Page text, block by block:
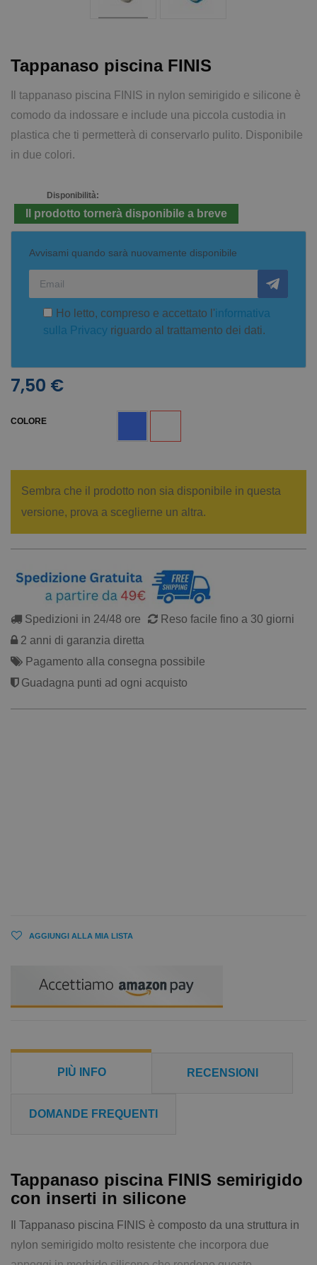
Tappanaso piscina FINIS
Il tappanaso piscina FINIS in nylon semirigido e silicone è
comodo da indossare e include una piccola custodia in
plastica che ti permetterà di conservarlo pulito. Disponibile
in due colori.
Disponibilità:
Il prodotto tornerà disponibile a breve
Avvisami quando sarà nuovamente disponibile
Ho letto, compreso e accettato l'informativa
sulla Privacy riguardo al trattamento dei dati.
7,50 €
COLORE
Sembra che il prodotto non sia disponibile in questa
versione, prova a sceglierne un altra.
Spedizioni in 24/48 ore
Reso facile fino a 30 giorni
2 anni di garanzia diretta
Pagamento alla consegna possibile
Guadagna punti ad ogni acquisto
AGGIUNGI ALLA MIA LISTA
PIÙ INFO RECENSIONI
DOMANDE FREQUENTI
Tappanaso piscina FINIS semirigido
con inserti in silicone
Il Tappanaso piscina FINIS è composto da una struttura in
nylon semirigido molto resistente che incorpora due